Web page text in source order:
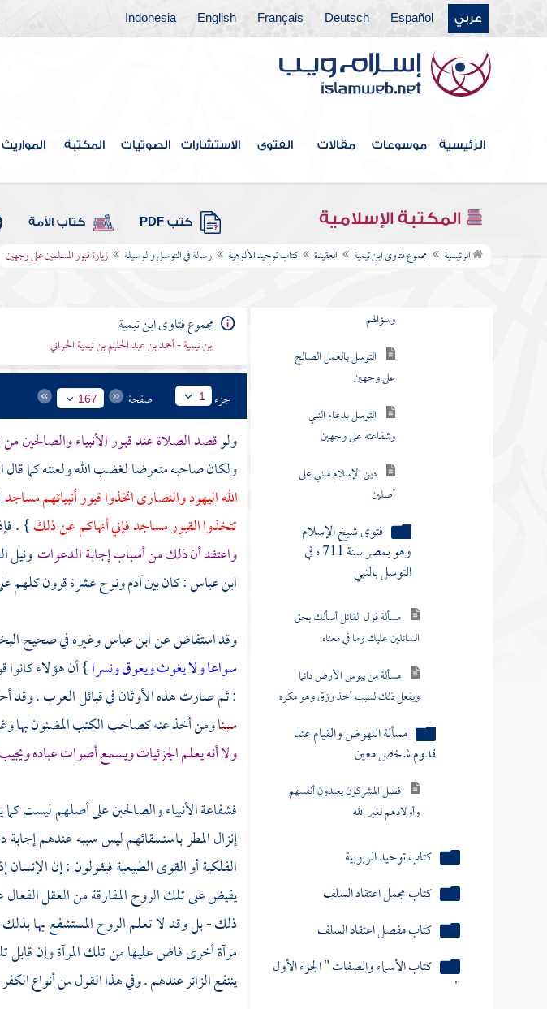
عربي Español
Deutsch
Français
English
Indonesia
الرئيسية موسوعات مقالات الفتوى الاستشارات الصوتيات المكتبة المواريث
المكتبة الإسلامية كتب PDF كتاب الأمة
الرئيسية مجموع فتاوى ابن تيمية العقيدة كتاب توحيد الألوهية رسالة في التوسل والوسيلة زيارة قبور المسلمين على وجهين
الرسول
حكايات الذين يتلقون
الأدعية من الرؤيا في المنام
حجة
الإقسام على الله بالأنبياء
مخلوقاته
وسؤالهم
التوسل بالعمل الصالح
على وجهين
التوسل بدعاء النبي
وشفاعته على وجهين
دين الإسلام مبني على
أصلين
فتوى شيخ الإسلام
وهو بمصر سنة 711 ه في
التوسل بالنبي
مسألة قول القائل أسألك بحق
السائلين عليك وما في معناه
مسألة من يبوس الأرض دائما
ويفعل ذلك لسبب أخذ رزق وهو مكره
مسألة النهوض والقيام عند
قدوم شخص معين
فصل المشركون يعبدون أنفسهم
وأولادهم لغير الله
كتاب توحيد الربوبية
كتاب مجمل اعتقاد السلف
كتاب مفصل اعتقاد السلف
كتاب الأسماء والصفات " الجزء الأول
"
مجموع فتاوى ابن تيمية
ابن تيمية - أحمد بن عبد الحليم بن تيمية الحراني
جزء 1 صفحة 167
ولوقصد الصلاة عند قبور الأنبياء
ولكان صاحبه متعرضا لغضب الله ولعنته كما قال
اللهاليهودوالنصارىاتخذوا قبور أنبيائهم مساجد
تتخذوا القبور مساجد فإني أنهاكم عن ذلك} .
واعتقد أن ذلك من أسباب إجابة الدعواتونيل
ابن عباس: كان بينآدمونوحعشرة قرون كلهم
وقد استفاض عنابن عباسوغيره في صحيح
سواعا ولا يغوث ويعوق ونسرا} أن هؤلاء كانوا
: ثم صارت هذه الأوثان في قبائل العرب .
سيناومن أخذ عنه كصاحب الكتب المضنون بها
ولا أنه يعلم الجزئيات ويسمع أصوات عباده
فشفاعة الأنبياء والصالحين على أصلهم ليست
إنزال المطر باستسقائهم ليس سببه عندهم
الفلكية أو القوى الطبيعية فيقولون : إن
يفيض على تلك الروح المفارقة من العقل
ذلك - بل وقد لا تعلم الروح المستشفع بها بذلك
مرآة أخرى فاض عليها من تلك المرآة وإن
ينتفع الزائر عندهم . وفي هذا القول من أنواع